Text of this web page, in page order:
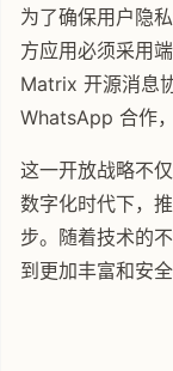
为了确保用户隐
方应用必须采用
Matrix 开源消息
WhatsApp 合作
这一开放战略不
数字化时代下，
步。随着技术的
到更加丰富和安